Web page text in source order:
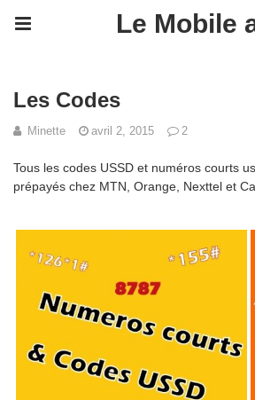
Le Mobile
Les Codes
Minette avril 2, 2015 2
Tous les codes USSD et numéros courts
prépayés chez MTN, Orange, Nexttel et